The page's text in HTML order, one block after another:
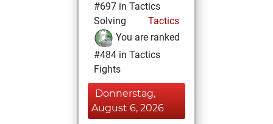
#697 in Tactics
Solving
Tactics
You are ranked
#484 in Tactics
Fights
Donnerstag,
August 6, 2026